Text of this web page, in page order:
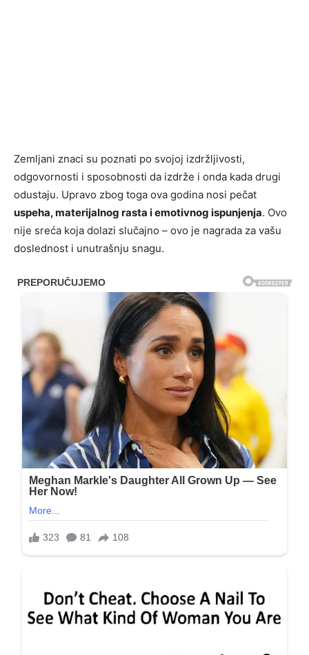
Zemljani znaci su poznati po svojoj izdržljivosti,
odgovornosti i sposobnosti da izdrže i onda kada drugi
odustaju. Upravo zbog toga ova godina nosi pečat
uspeha, materijalnog rasta i emotivnog ispunjenja. Ovo
nije sreća koja dolazi slučajno – ovo je nagrada za vašu
doslednost i unutrašnju snagu.